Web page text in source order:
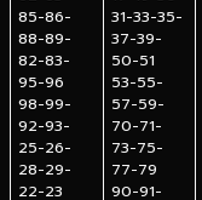
85-86-
88-89-
82-83-
95-96
98-99-
92-93-
25-26-
28-29-
22-23
31-33-35-
37-39-
50-51
53-55-
57-59-
70-71-
73-75-
77-79
90-91-